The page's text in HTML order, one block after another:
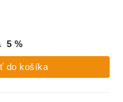
5 %